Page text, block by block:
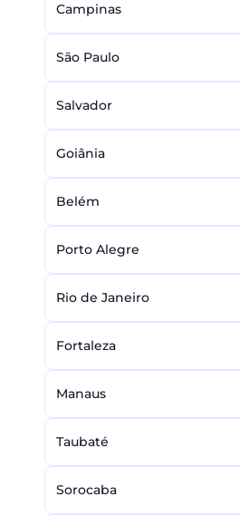
Campinas
São Paulo
Salvador
Goiânia
Belém
Porto Alegre
Rio de Janeiro
Fortaleza
Manaus
Taubaté
Sorocaba